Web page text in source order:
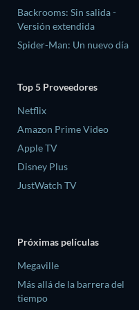
Backrooms: Sin salida -
Versión extendida
Spider-Man: Un nuevo día
Top 5 Proveedores
Netflix
Amazon Prime Video
Apple TV
Disney Plus
JustWatch TV
Próximas películas
Megaville
Más allá de la barrera del
tiempo